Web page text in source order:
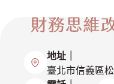
地址｜
臺北市信義區